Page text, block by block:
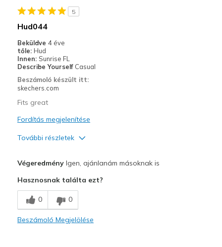
Legjobb használat
Going Out
Width
Feels true to width
Sizing
View On Shoes
5
Hud044
Beküldve 4 éve
tőle: Hud
Innen: Sunrise FL
Describe Yourself Casual
Beszámoló készült itt:
skechers.com
Fits great
Fordítás megjelenítése
További részletek
Breathe Well
Comfortable
VégeredményIgen, ajánlanám másoknak is
Hasznosnak találta ezt?
0 0
Beszámoló Megjelölése